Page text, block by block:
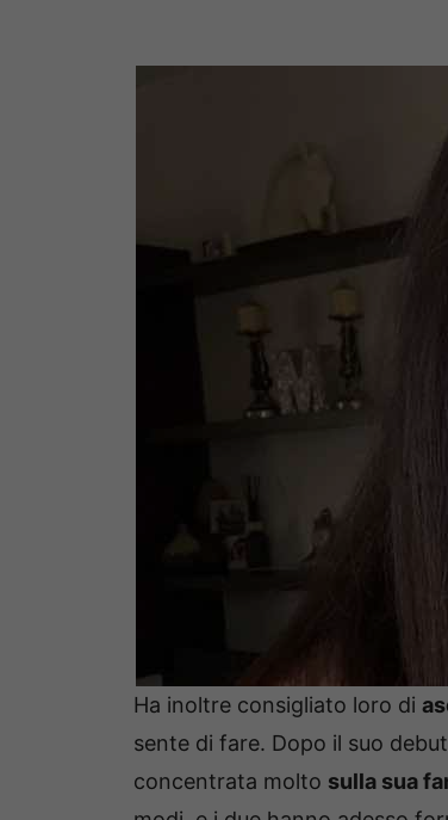
Ha inoltre consigliato loro di
sente di fare. Dopo il suo
concentrata molto sulla sua